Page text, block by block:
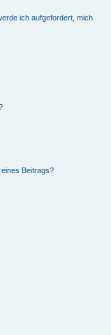
ich aufgefordert, mich
Beitrags?